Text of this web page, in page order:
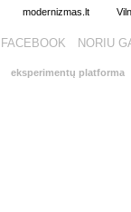
modernizmas.lt
FACEBOOK
eksperimentų platforma